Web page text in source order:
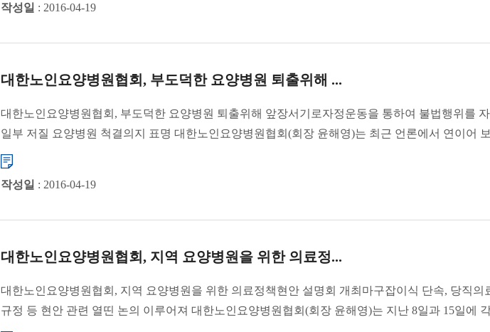
작성일 : 2016-04-19
대한노인요양병원협회, 부도덕한 요양병원 퇴출위해 ...
대한노인요양병원협회, 부도덕한 요양병원 퇴출위해 앞장서기로자정운동을 통하여 불법행위를
일부 저질 요양병원 척결의지 표명 대한노인요양병원협회(회장 윤해영)는 최근 언론에서 연이어
있는 ...
작성일 : 2016-04-19
대한노인요양병원협회, 지역 요양병원을 위한 의료정...
대한노인요양병원협회, 지역 요양병원을 위한 의료정책현안 설명회 개최마구잡이식 단속, 당직의
규정 등 현안 관련 열띤 논의 이루어져 대한노인요양병원협회(회장 윤해영)는 지난 8일과 15일에